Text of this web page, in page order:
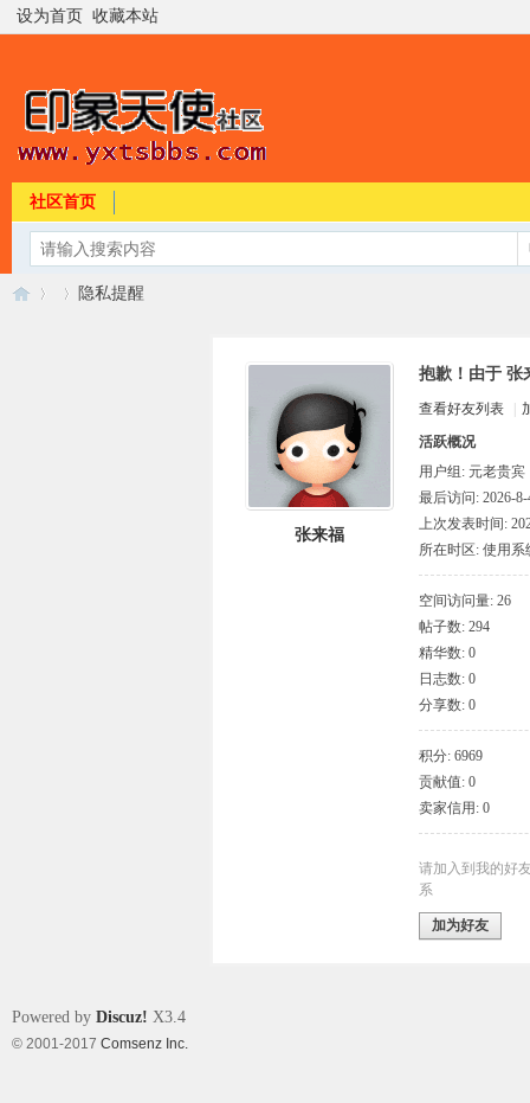
设为首页 收藏本站
社区首页
隐私提醒
张来福
抱歉！由于 张
查看好友列表
活跃概况
用户组: 元老贵宾
最后访问: 2026-8-
上次发表时间:
所在时区: 使用系
空间访问量: 26
帖子数: 294
精华数: 0
日志数: 0
分享数: 0
积分: 6969
贡献值: 0
卖家信用: 0
请加入到我的好
系
加为好友
Powered by Discuz! X3.4
© 2001-2017 Comsenz Inc.